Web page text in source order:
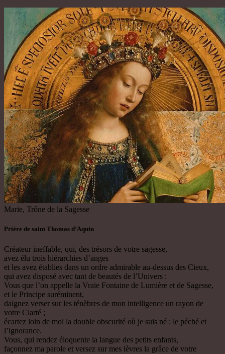
Marie, Trône de la Sagesse
Prière de saint Thomas d’Aquin
Créateur ineffable, qui, des trésors de votre sagesse,
avez élu trois hiérarchies d’anges
et les avez établies dans un ordre admirable au-dessus des Cieux,
qui avez disposé avec tant de beautés de l’Univers :
Vous que l’on appelle la Vraie Fontaine de Lumière et de Sagesse,
et le Principe suréminent,
daignez verser sur les ténèbres de mon intelligence un rayon de
votre Clarté ;
écartez loin de moi la double obscurité où je suis né : le péché et
l’ignorance.
Vous, qui rendez éloquente la langue des petits enfants,
façonnez ma parole et versez sur mes lèvres la grâce de votre